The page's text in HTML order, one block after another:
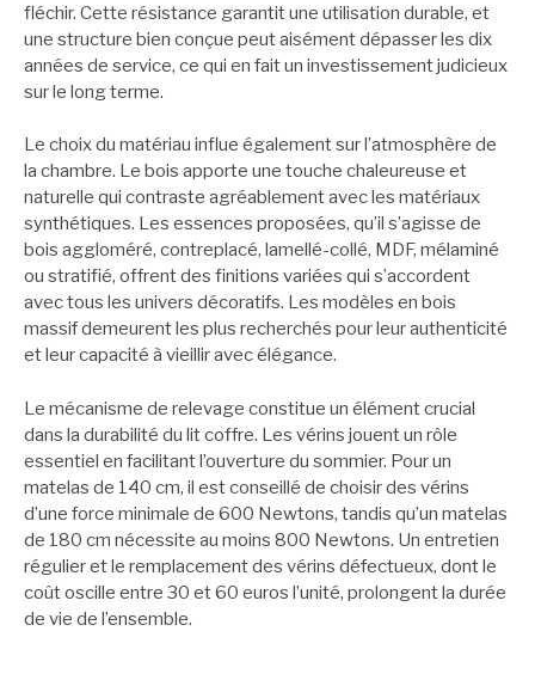
fléchir. Cette résistance garantit une utilisation durable, et
une structure bien conçue peut aisément dépasser les dix
années de service, ce qui en fait un investissement judicieux
sur le long terme.
Le choix du matériau influe également sur l’atmosphère de
la chambre. Le bois apporte une touche chaleureuse et
naturelle qui contraste agréablement avec les matériaux
synthétiques. Les essences proposées, qu’il s’agisse de
bois aggloméré, contreplacé, lamellé-collé, MDF, mélaminé
ou stratifié, offrent des finitions variées qui s’accordent
avec tous les univers décoratifs. Les modèles en bois
massif demeurent les plus recherchés pour leur authenticité
et leur capacité à vieillir avec élégance.
Le mécanisme de relevage constitue un élément crucial
dans la durabilité du lit coffre. Les vérins jouent un rôle
essentiel en facilitant l’ouverture du sommier. Pour un
matelas de 140 cm, il est conseillé de choisir des vérins
d’une force minimale de 600 Newtons, tandis qu’un matelas
de 180 cm nécessite au moins 800 Newtons. Un entretien
régulier et le remplacement des vérins défectueux, dont le
coût oscille entre 30 et 60 euros l’unité, prolongent la durée
de vie de l’ensemble.